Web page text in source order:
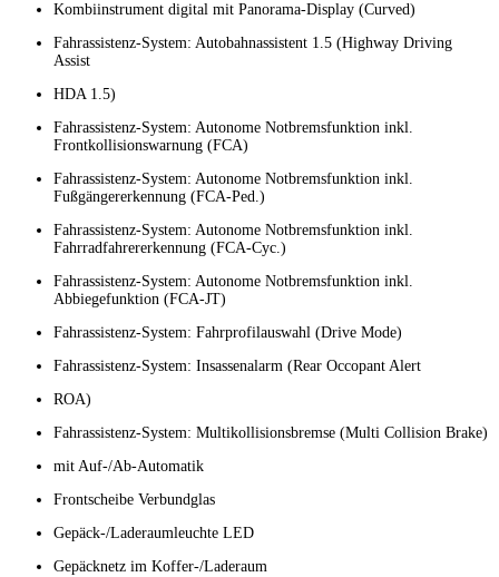
Kombiinstrument digital mit Panorama-Display (Curved)
Fahrassistenz-System: Autobahnassistent 1.5 (Highway Driving
Assist
HDA 1.5)
Fahrassistenz-System: Autonome Notbremsfunktion inkl.
Frontkollisionswarnung (FCA)
Fahrassistenz-System: Autonome Notbremsfunktion inkl.
Fußgängererkennung (FCA-Ped.)
Fahrassistenz-System: Autonome Notbremsfunktion inkl.
Fahrradfahrererkennung (FCA-Cyc.)
Fahrassistenz-System: Autonome Notbremsfunktion inkl.
Abbiegefunktion (FCA-JT)
Fahrassistenz-System: Fahrprofilauswahl (Drive Mode)
Fahrassistenz-System: Insassenalarm (Rear Occopant Alert
ROA)
Fahrassistenz-System: Multikollisionsbremse (Multi Collision Brake)
mit Auf-/Ab-Automatik
Frontscheibe Verbundglas
Gepäck-/Laderaumleuchte LED
Gepäcknetz im Koffer-/Laderaum